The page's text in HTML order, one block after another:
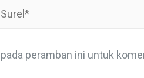
peramban ini untuk